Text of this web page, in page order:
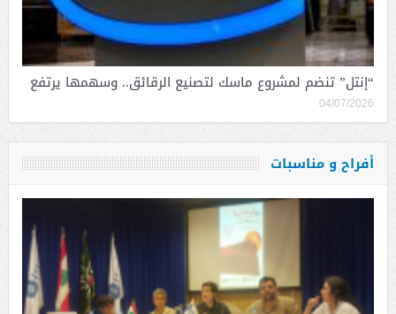
“إنتل” تنضم لمشروع ماسك لتصنيع الرقائق.. وسهمها يرتفع
04/07/2026
أفراح و مناسبات